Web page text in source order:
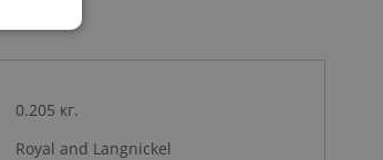
0.205 кг.
Royal and Langnickel